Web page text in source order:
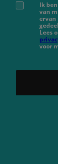
Ik
van
ervan
Lees
voor